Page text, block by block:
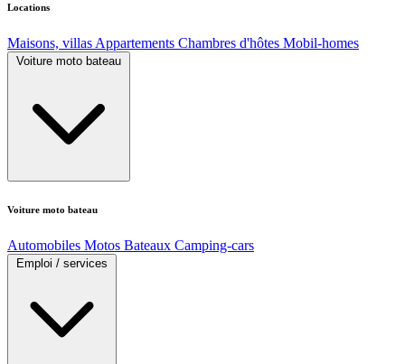
Locations
Maisons, villas Appartements Chambres d'hôtes Mobil-homes
Voiture moto bateau
Voiture moto bateau
Automobiles Motos Bateaux Camping-cars
Emploi / services